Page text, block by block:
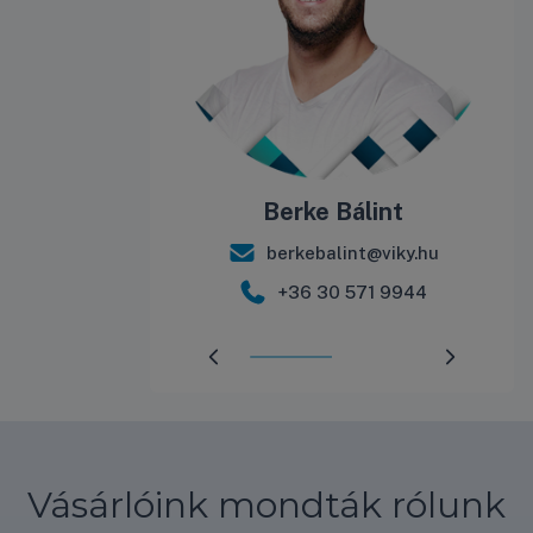
Berke Bálint
berkebalint@viky.hu
+36 30 571 9944
Vásárlóink mondták rólunk